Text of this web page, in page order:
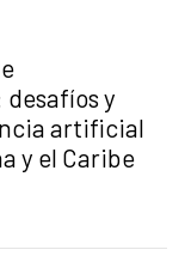
y
artificial
y el Caribe